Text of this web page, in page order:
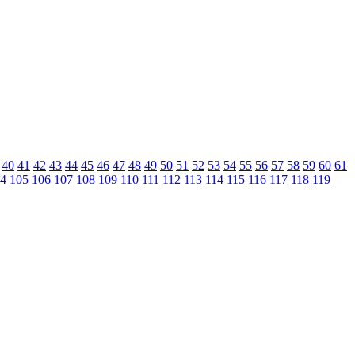
40 41 42 43 44 45 46 47 48 49 50 51 52 53 54 55 56 57 58 59 60 61
105 106 107 108 109 110 111 112 113 114 115 116 117 118 119